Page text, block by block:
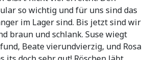
so wichtig und für uns sind das
im Lager sind. Bis jetzt sind wir
braun und schlank. Suse wiegt
Beate vierundvierzig, und Rosa